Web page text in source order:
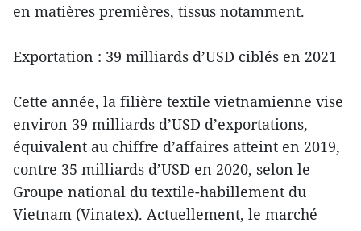
en matières premières, tissus notamment.
Exportation : 39 milliards d’USD ciblés en 2021
Cette année, la filière textile vietnamienne vise
environ 39 milliards d’USD d’exportations,
équivalent au chiffre d’affaires atteint en 2019,
contre 35 milliards d’USD en 2020, selon le
Groupe national du textile-habillement du
Vietnam (Vinatex). Actuellement, le marché